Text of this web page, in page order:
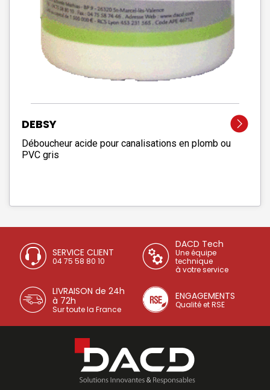
DEBSY
Déboucheur acide pour canalisations en plomb ou
PVC gris
SERVICE CLIENT
04 75 58 80 10
DACD Tech
Une équipe
technique
à votre service
LIVRAISON de 24h
à 72h
Sur toute la France
ENGAGEMENTS
Qualité et RSE